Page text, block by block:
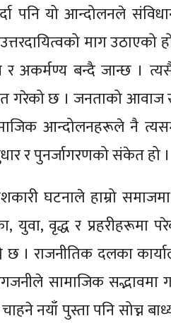
पनि यो आन्दोलनले
माग
र अकर्मण्य बन्दै जान्छ ।
गरेको छ । जनताको
आन्दोलनहरूले नै
र पुनर्जागरणको संकेत हो ।
घटनाले हाम्रो
युवा, वृद्ध र प्रहरीहरूमा
। राजनीतिक दलका
सामाजिक सद्भावमा
चाहने नयाँ पुस्ता पनि सोच्न